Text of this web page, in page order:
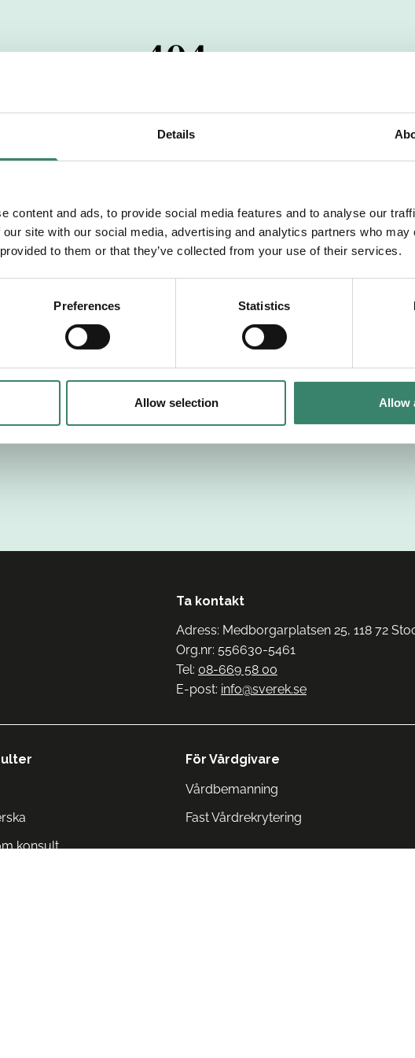
Details
content and ads, to provide social media features and to analyse our
site with our social media, advertising and analytics partners who may
to them or that they’ve collected from your use of their services.
Preferences Statistics
Allow selection Allow
404
har passerats. Vi uppskattar verkligen ditt
dig med mer information om våra aktuella uppdrag.
Tillbaka till Sverek
Ta kontakt
Adress: Medborgarplatsen 25, 118 72
Org.nr: 556630-5461
Tel: 08-669 58 00
E-post: info@sverek.se
konsult
För Vårdgivare
Vårdbemanning
Fast Vårdrekrytering